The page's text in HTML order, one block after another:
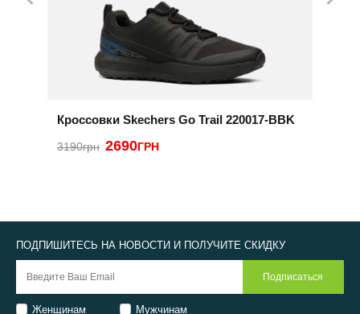
Кроссовки Skechers Go Trail 220017-BBK
3190грн 2690ГРН
ПОДПИШИТЕСЬ НА НОВОСТИ И ПОЛУЧИТЕ СКИДКУ
Женщинам Мужчинам